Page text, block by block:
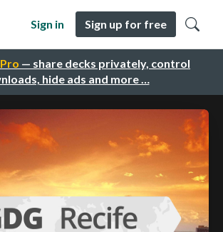
— share decks privately, control
hide ads and more …
Sign in Sign up for free